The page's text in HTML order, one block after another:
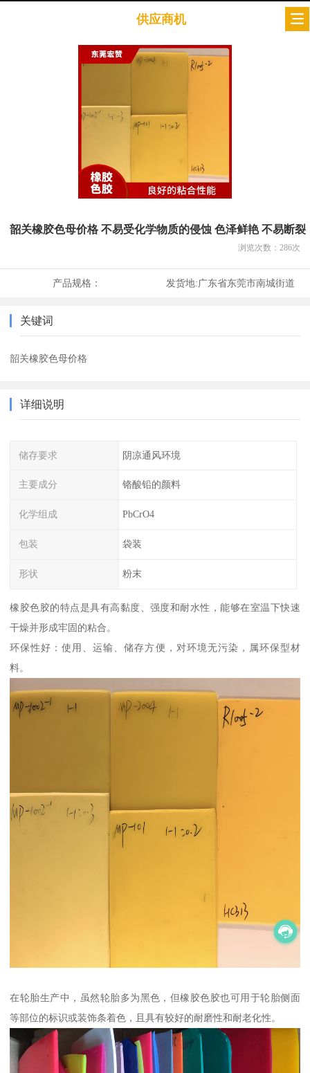
供应商机
韶关橡胶色母价格 不易受化学物质的侵蚀 色泽鲜艳 不易断裂
浏览次数： 286次
产品规格： 发货地:广东省东莞市南城街道
关键词
韶关橡胶色母价格
详细说明
储存要求 阴凉通风环境
主要成分 铬酸铅的颜料
化学组成 PbCrO4
包装 袋装
形状 粉末
橡胶色胶的特点是具有高黏度、强度和耐水性，能够在室温下快速
干燥并形成牢固的粘合。
环保性好：使用、运输、储存方便，对环境无污染，属环保型材
料。
在轮胎生产中，虽然轮胎多为黑色，但橡胶色胶也可用于轮胎侧面
等部位的标识或装饰条着色，且具有较好的耐磨性和耐老化性。